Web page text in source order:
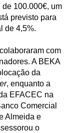
100.000€, um
previsto para
de 4,5%.
com
A BEKA
da
, enquanto a
EFACEC na
Comercial
Almeida e
o